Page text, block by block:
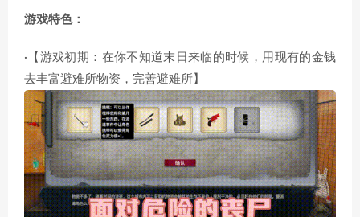
游戏特色：
·【游戏初期：在你不知道末日来临的时候，用现有的金钱
去丰富避难所物资，完善避难所】